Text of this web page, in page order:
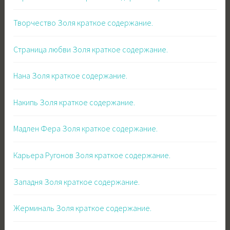
Творчество Золя краткое содержание.
Страница любви Золя краткое содержание.
Нана Золя краткое содержание.
Накипь Золя краткое содержание.
Мадлен Фера Золя краткое содержание.
Карьера Ругонов Золя краткое содержание.
Западня Золя краткое содержание.
Жерминаль Золя краткое содержание.